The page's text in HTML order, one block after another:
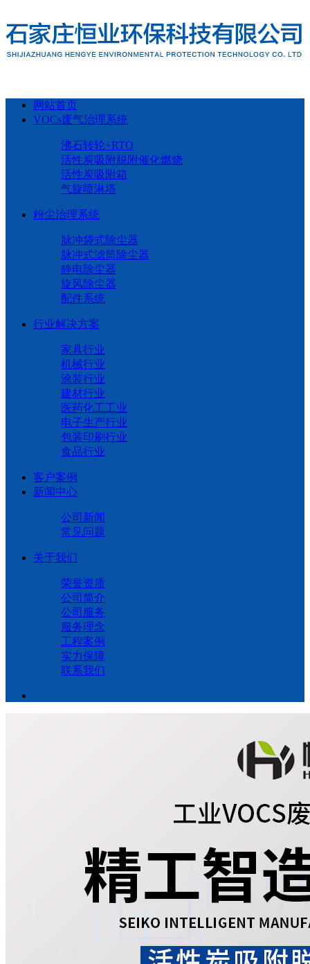
网站首页
VOCs废气治理系统
沸石转轮+RTO
活性炭吸附脱附催化燃烧
活性炭吸附箱
气旋喷淋塔
粉尘治理系统
脉冲袋式除尘器
脉冲式滤筒除尘器
静电除尘器
旋风除尘器
配件系统
行业解决方案
家具行业
机械行业
涂装行业
建材行业
医药化工工业
电子生产行业
包装印刷行业
食品行业
客户案例
新闻中心
公司新闻
常见问题
关于我们
荣誉资质
公司简介
公司服务
服务理念
工程案例
实力保障
联系我们